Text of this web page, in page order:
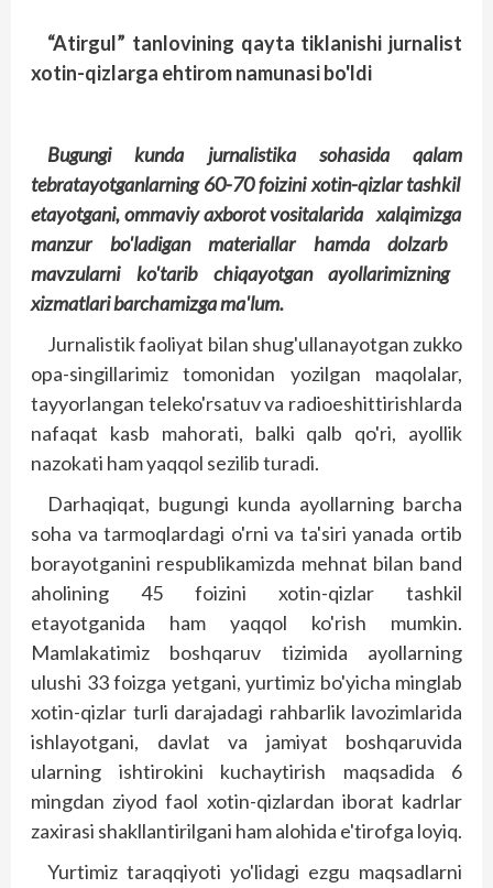
“Atirgul” tanlovining qayta tiklanishi jurnalist
xotin-qizlarga ehtirom namunasi bo'ldi
Bugungikundajurnalistikasohasidaqalam
tebratayotganlarning60-70 foizinixotin-qizlartashkil
etayotgani, ommaviyaxborotvositalaridaxalqimizga
manzurbo'ladiganmateriallarhamdadolzarb
mavzularniko'taribchiqayotganayollarimizning
xizmatlaribarchamizgama'lum.
Jurnalistik faoliyat bilan shug'ullanayotgan zukko
opa-singillarimiz tomonidan yozilgan maqolalar,
tayyorlangan teleko'rsatuv va radioeshittirishlarda
nafaqat kasb mahorati, balki qalb qo'ri, ayollik
nazokati ham yaqqol sezilib turadi.
Darhaqiqat, bugungi kunda ayollarning barcha
soha va tarmoqlardagi o'rni va ta'siri yanada ortib
borayotganini respublikamizda mehnat bilan band
aholining 45 foizini xotin-qizlar tashkil
etayotganida ham yaqqol ko'rish mumkin.
Mamlakatimiz boshqaruv tizimida ayollarning
ulushi 33 foizga yetgani, yurtimiz bo'yicha minglab
xotin-qizlar turli darajadagi rahbarlik lavozimlarida
ishlayotgani, davlat va jamiyat boshqaruvida
ularning ishtirokini kuchaytirish maqsadida 6
mingdan ziyod faol xotin-qizlardan iborat kadrlar
zaxirasi shakllantirilgani ham alohida e'tirofga loyiq.
Yurtimiz taraqqiyoti yo'lidagi ezgu maqsadlarni